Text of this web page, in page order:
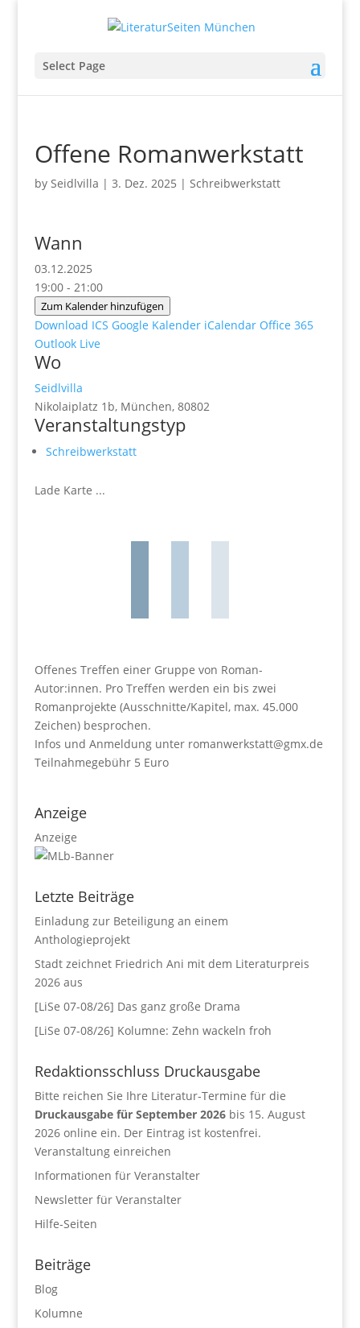
Select Page
Offene Romanwerkstatt
by Seidlvilla | 3. Dez. 2025 | Schreibwerkstatt
Wann
03.12.2025
19:00 - 21:00
Zum Kalender hinzufügen
Download ICS Google Kalender iCalendar Office 365
Outlook Live
Wo
Seidlvilla
Nikolaiplatz 1b, München, 80802
Veranstaltungstyp
Schreibwerkstatt
Lade Karte ...
Offenes Treffen einer Gruppe von Roman-
Autor:innen. Pro Treffen werden ein bis zwei
Romanprojekte (Ausschnitte/Kapitel, max. 45.000
Zeichen) besprochen.
Infos und Anmeldung unter romanwerkstatt@gmx.de
Teilnahmegebühr 5 Euro
Anzeige
Anzeige
Letzte Beiträge
Einladung zur Beteiligung an einem
Anthologieprojekt
Stadt zeichnet Friedrich Ani mit dem Literaturpreis
2026 aus
[LiSe 07-08/26] Das ganz große Drama
[LiSe 07-08/26] Kolumne: Zehn wackeln froh
Redaktionsschluss Druckausgabe
Bitte reichen Sie Ihre Literatur-Termine für die
Druckausgabe für September 2026bis 15. August
2026 online ein. Der Eintrag ist kostenfrei.
Veranstaltung einreichen
Informationen für Veranstalter
Newsletter für Veranstalter
Hilfe-Seiten
Beiträge
Blog
Kolumne